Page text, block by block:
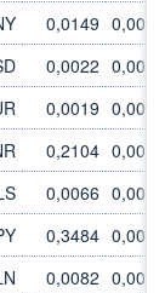
0,0149 0,00%
0,0022 0,00%
0,0019 0,00%
0,2104 0,00%
0,0066 0,00%
0,3484 0,00%
0,0082 0,00%